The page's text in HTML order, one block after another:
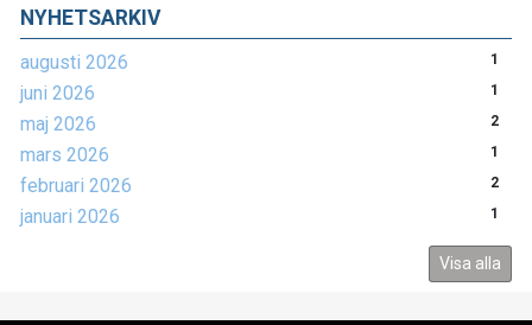
NYHETSARKIV
augusti 2026 1
juni 2026 1
maj 2026 2
mars 2026 1
februari 2026 2
januari 2026 1
Visa alla